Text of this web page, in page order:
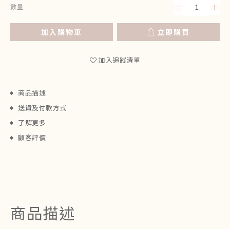
數量
加入購物車 立即購買
加入追蹤清單
商品描述
送貨及付款方式
了解更多
顧客評價
商品描述